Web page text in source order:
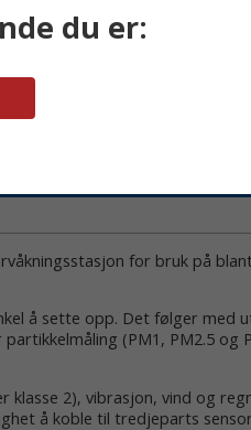
du er:
for bruk på
å sette opp. Det følger med
(PM1, PM2.5 og
2), vibrasjon, vind og
å koble til tredjeparts